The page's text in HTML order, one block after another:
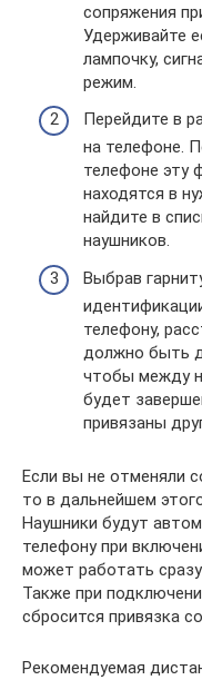
сопряжения
Удерживайте
лампочку,
режим.
Перейдите в
на телефоне.
телефоне эту
находятся в
найдите в
наушников.
Выбрав
телефону,
должно быть
чтобы между
будет
привязаны
Если вы не отменяли
то в дальнейшем
Наушники будут
телефону при
может работать
Также при
сбросится привязка
Рекомендуемая